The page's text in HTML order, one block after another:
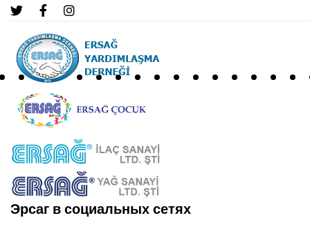
Эрсаг в социальных сетях